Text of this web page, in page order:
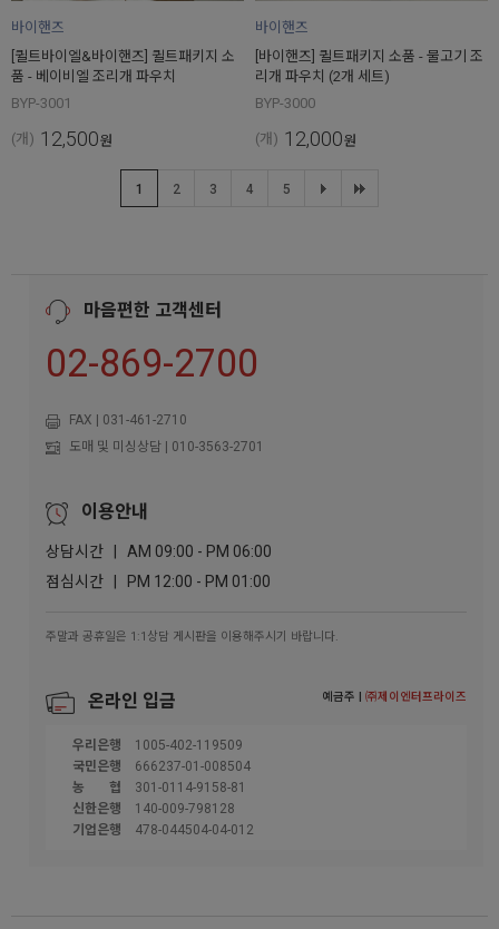
바이핸즈
[퀼트바이엘&바이핸즈] 퀼트패키지 소
품 - 베이비엘 조리개 파우치
BYP-3001
(개) 12,500원
바이핸즈
[바이핸즈] 퀼트패키지 소품 - 물고기 조
리개 파우치 (2개 세트)
BYP-3000
(개) 12,000원
1 2 3 4 5
마음편한 고객센터
02-869-2700
FAX | 031-461-2710
도매 및 미싱상담 | 010-3563-2701
이용안내
상담시간 | AM 09:00 - PM 06:00
점심시간 | PM 12:00 - PM 01:00
주말과 공휴일은 1:1상담 게시판을 이용해주시기 바랍니다.
온라인 입금 예금주 |㈜제이엔터프라이즈
우리은행
1005-402-119509
국민은행
666237-01-008504
농협301-0114-9158-81
신한은행
140-009-798128
기업은행
478-044504-04-012